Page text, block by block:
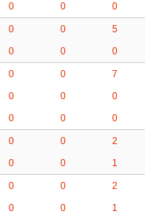
0 0 0
0 0 5
0 0 0
0 0 7
0 0 0
0 0 0
0 0 2
0 0 1
0 0 2
0 0 1